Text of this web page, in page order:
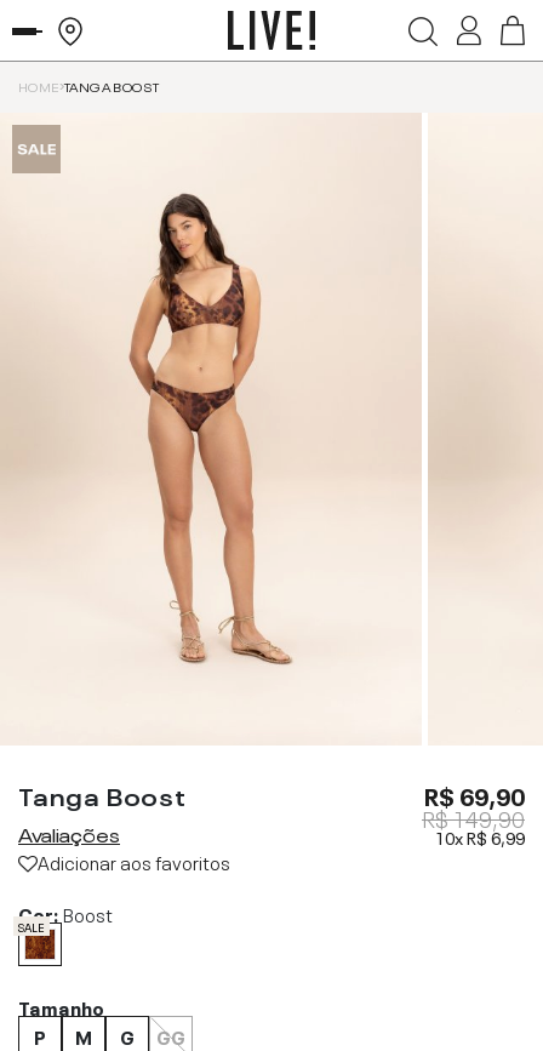
HOME TANGA BOOST
Tanga Boost
Avaliações
Adicionar aos favoritos
R$ 69,90
R$ 149,90
10xR$ 6,99
Cor:Boost
SALE
Tamanho
P
M G GG